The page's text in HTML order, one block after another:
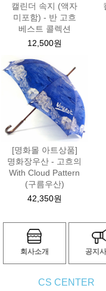
캘린더 속지 (액자
미포함) - 반 고흐
베스트 콜렉션
12,500원
[명화몰 아트상품]
명화장우산 - 고흐의
With Cloud Pattern
(구름우산)
42,350원
회사소개 공지
CS CENTER